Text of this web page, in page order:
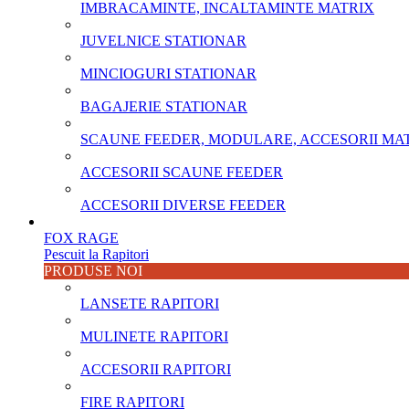
IMBRACAMINTE, INCALTAMINTE MATRIX
JUVELNICE STATIONAR
MINCIOGURI STATIONAR
BAGAJERIE STATIONAR
SCAUNE FEEDER, MODULARE, ACCESORII
ACCESORII SCAUNE FEEDER
ACCESORII DIVERSE FEEDER
FOX RAGE
Pescuit la Rapitori
PRODUSE NOI
LANSETE RAPITORI
MULINETE RAPITORI
ACCESORII RAPITORI
FIRE RAPITORI